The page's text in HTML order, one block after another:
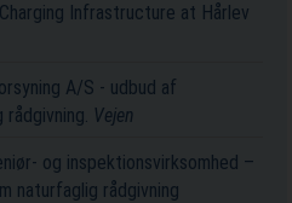
Infrastructure at Hårlev
A/S - udbud af
Vejen
og inspektionsvirksomhed –
naturfaglig rådgivning